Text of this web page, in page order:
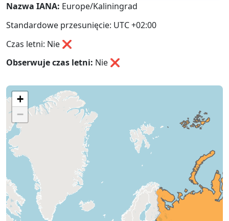
Nazwa IANA: Europe/Kaliningrad
Standardowe przesunięcie: UTC +02:00
Czas letni: Nie ❌
Obserwuje czas letni: Nie ❌
+
−